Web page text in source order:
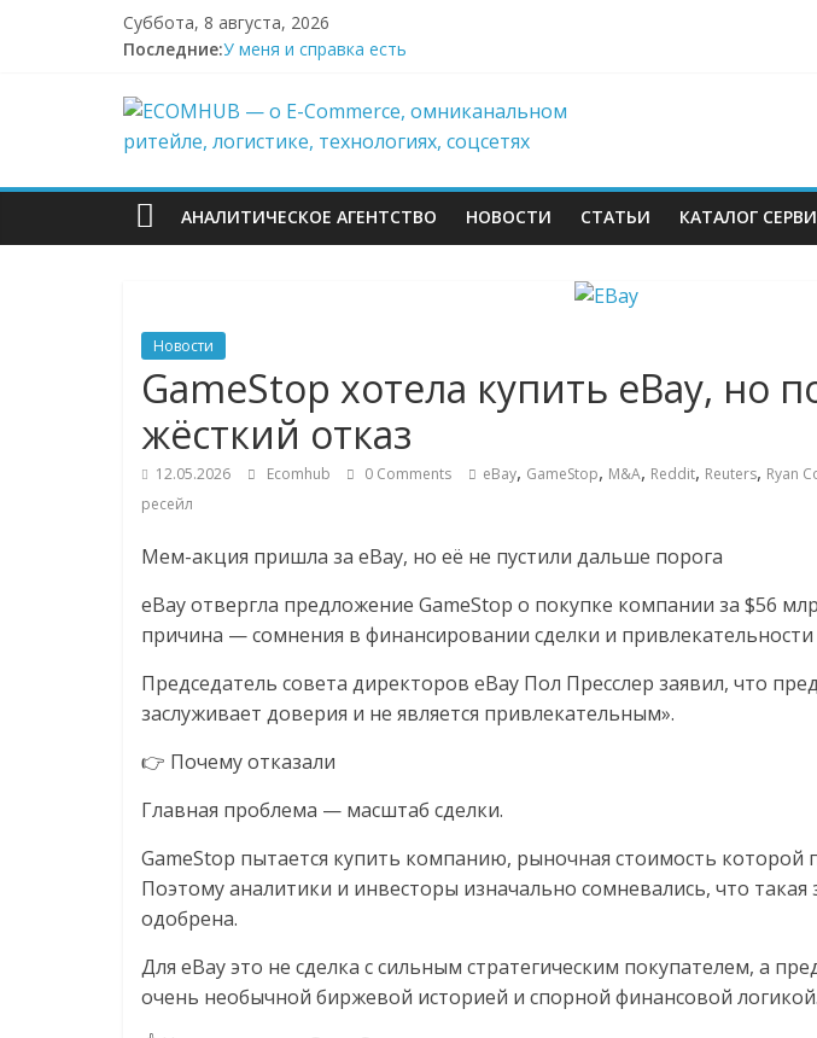
Суббота, 8 августа, 2026
Последние:У меня и справка есть
Wildberries начал выносить логистику со своих складов
И тут я во всём белом — Wildberries купил бывший офисный комплекс
БПЛА снова атаковали склад Wildberries в Екатеринбурге. Пожар
ECOMHUB
—
о
E-
Commerce,
омниканальном
ритейле,
логистике,
технологиях,
соцсетях
Портал
об
торговле,
сервисах
для
Commerce,
ритейле,
АНАЛИТИЧЕСКОЕ АГЕНТСТВО НОВОСТИ СТАТЬИ КАТАЛОГ
Новости
GameStop хотела купить eBay, но
жёсткий отказ
12.05.2026 Ecomhub 0 Comments eBay, GameStop, M&A, Reddit, Reuters, Ryan
ресейл
Мем-акция пришла за eBay, но её не пустили дальше порога
eBay отвергла предложение GameStop о покупке компании за $56
причина — сомнения в финансировании сделки и привлекательности
Председатель совета директоров eBay Пол Пресслер заявил, что
заслуживает доверия и не является привлекательным».
👉 Почему отказали
Главная проблема — масштаб сделки.
GameStop пытается купить компанию, рыночная стоимость которой
Поэтому аналитики и инвесторы изначально сомневались, что
одобрена.
Для eBay это не сделка с сильным стратегическим покупателем, а
очень необычной биржевой историей и спорной финансовой логикой.